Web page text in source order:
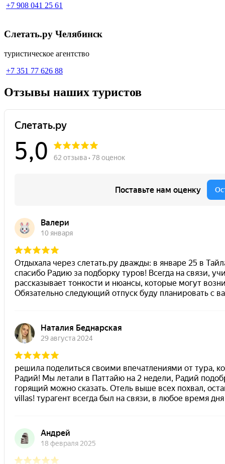
+7 908 041 25 61
Слетать.ру Челябинск
туристическое агентство
+7 351 77 626 88
Отзывы наших туристов